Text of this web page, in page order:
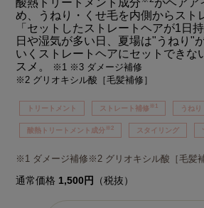
酸熱トリートメント成分
がヘアア
め、うねり・くせ毛を内側からスト
「セットしたストレートヘアが1日
日や湿気が多い日、夏場は"うねり"
いくストレートヘアにセットできな
スメ。
※1 ※3 ダメージ補修
※2 グリオキシル酸［毛髪補修］
トリートメント ストレート補修 ※1 うね
酸熱トリートメント成分 ※2 スタイリング
※1 ダメージ補修※2 グリオキシル酸［毛髪補
通常価格 1,500円 （税抜）